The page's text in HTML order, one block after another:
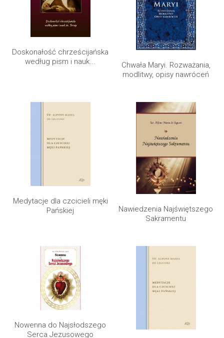
Doskonałość chrześcijańska
według pism i nauk...
Chwała Maryi. Rozważania,
modlitwy, opisy nawróceń
Medytacje dla czcicieli męki
Pańskiej
Nawiedzenia Najświętszego
Sakramentu
Nowenna do Najsłodszego
Serca Jezusowego